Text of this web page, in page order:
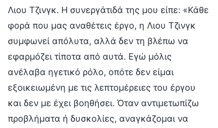
Λιου Τζινγκ. Η συνεργάτιδά της μου είπε: «Κάθε
φορά που μας αναθέτεις έργο, η Λιου Τζινγκ
συμφωνεί απόλυτα, αλλά δεν τη βλέπω να
εφαρμόζει τίποτα από αυτά. Εγώ μόλις
ανέλαβα ηγετικό ρόλο, οπότε δεν είμαι
εξοικειωμένη με τις λεπτομέρειες του έργου
και δεν με έχει βοηθήσει. Όταν αντιμετωπίζω
προβλήματα ή δυσκολίες, αναγκάζομαι να